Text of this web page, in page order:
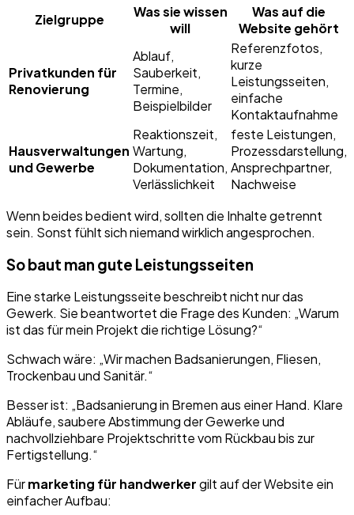
Zielgruppe
Was sie wissen
will
Was auf die
Website gehört
Privatkunden für
Renovierung
Ablauf,
Sauberkeit,
Termine,
Beispielbilder
Referenzfotos,
kurze
Leistungsseiten,
einfache
Kontaktaufnahme
Hausverwaltungen
und Gewerbe
Reaktionszeit,
Wartung,
Dokumentation,
Verlässlichkeit
feste Leistungen,
Prozessdarstellung,
Ansprechpartner,
Nachweise
Wenn beides bedient wird, sollten die Inhalte getrennt
sein. Sonst fühlt sich niemand wirklich angesprochen.
So baut man gute Leistungsseiten
Eine starke Leistungsseite beschreibt nicht nur das
Gewerk. Sie beantwortet die Frage des Kunden: „Warum
ist das für mein Projekt die richtige Lösung?“
Schwach wäre: „Wir machen Badsanierungen, Fliesen,
Trockenbau und Sanitär.“
Besser ist: „Badsanierung in Bremen aus einer Hand. Klare
Abläufe, saubere Abstimmung der Gewerke und
nachvollziehbare Projektschritte vom Rückbau bis zur
Fertigstellung.“
Fürmarketing für handwerkergilt auf der Website ein
einfacher Aufbau: